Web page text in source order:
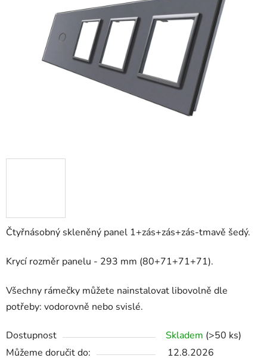
Čtyřnásobný skleněný panel 1+zás+zás+zás-tmavě šedý.
Krycí rozměr panelu - 293 mm (80+71+71+71).
Všechny rámečky můžete nainstalovat libovolně dle
potřeby: vodorovně nebo svislé.
Dostupnost Skladem (>50 ks)
Můžeme doručit do:
12.8.2026
hvězdiček.